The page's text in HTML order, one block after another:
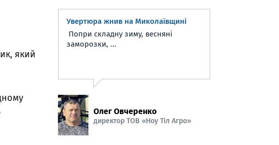
який
Увертюра жнив на Миколаївщині
Попри складну зиму, весняні
заморозки, ...
Олег Овчеренко
директор ТОВ «Ноу Тіл Агро»